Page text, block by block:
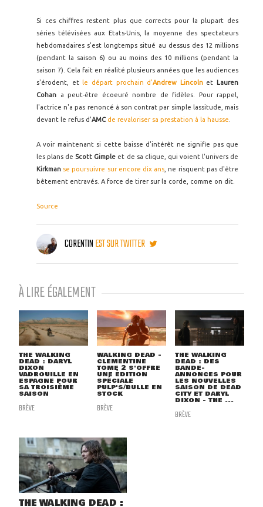
Si ces chiffres restent plus que corrects pour la plupart des
séries télévisées aux Etats-Unis, la moyenne des spectateurs
hebdomadaires s'est longtemps situé au dessus des 12 millions
(pendant la saison 6) ou au moins des 10 millions (pendant la
saison 7). Cela fait en réalité plusieurs années que les audiences
s'érodent, et le départ prochain d'Andrew Lincoln et Lauren
Cohan a peut-être écoeuré nombre de fidèles. Pour rappel,
l'actrice n'a pas renoncé à son contrat par simple lassitude, mais
devant le refus d'AMC de revaloriser sa prestation à la hausse
A voir maintenant si cette baisse d'intérêt ne signifie pas que
les plans de Scott Gimple et de sa clique, qui voient l'univers de
Kirkman se poursuivre sur encore dix ans , ne risquent pas d'être
bêtement entravés. A force de tirer sur la corde, comme on dit.
Source
CORENTINEST SUR TWITTER
À LIRE ÉGALEMENT
THE WALKING
DEAD : DARYL
DIXON
VADROUILLE EN
ESPAGNE POUR
SA TROISIÈME
SAISON
BRÈVE
WALKING DEAD -
CLEMENTINE
TOME 2 S'OFFRE
UNE ÉDITION
SPÉCIALE
PULP'S/BULLE EN
STOCK
BRÈVE
THE WALKING
DEAD : DES
BANDE-
ANNONCES POUR
LES NOUVELLES
SAISON DE DEAD
CITY ET DARYL
DIXON - THE ...
BRÈVE
THE WALKING DEAD :